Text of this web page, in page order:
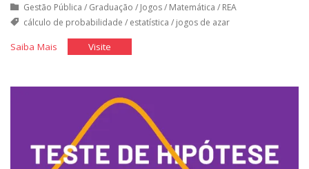
Gestão Pública / Graduação / Jogos/ Matemática / REA
cálculo de probabilidade / estatística / jogos de azar
Saiba Mais"JogandoVisite"Jogando
Sorte"